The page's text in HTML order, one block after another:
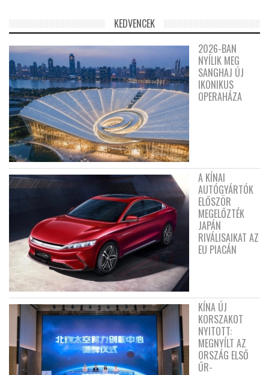
KEDVENCEK
2026-BAN
NYÍLIK MEG
SANGHAJ ÚJ
IKONIKUS
OPERAHÁZA
A KÍNAI
AUTÓGYÁRTÓK
ELŐSZÖR
MEGELŐZTÉK
JAPÁN
RIVÁLISAIKAT AZ
EU PIACÁN
KÍNA ÚJ
KORSZAKOT
NYITOTT:
MEGNYÍLT AZ
ORSZÁG ELSŐ
ŰR-